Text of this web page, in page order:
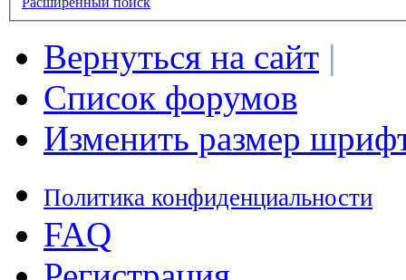
Вернуться на сайт |
Список форумов
Изменить размер
Политика конфиденциальности
FAQ